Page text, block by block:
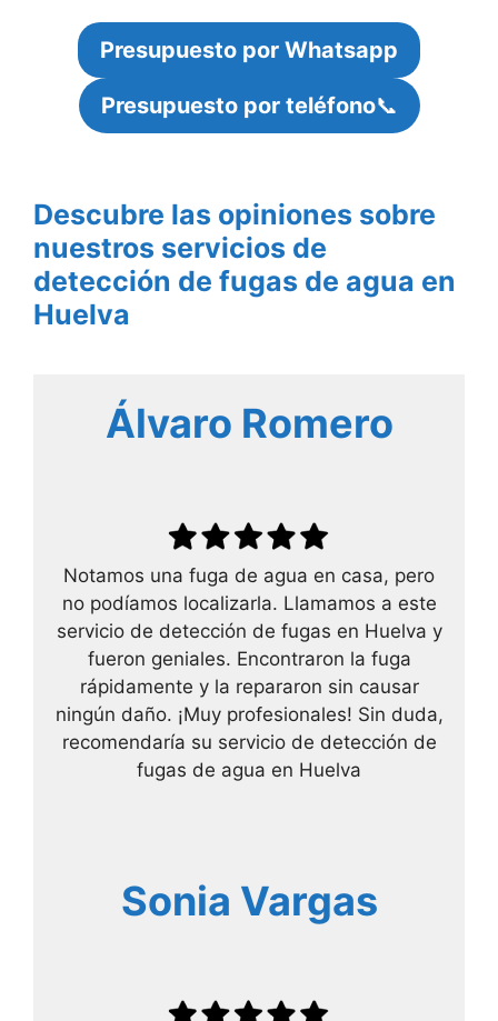
Presupuesto por Whatsapp
Presupuesto por teléfono📞
Descubre las opiniones sobre
nuestros servicios de
detección de fugas de agua en
Huelva
Álvaro Romero
Notamos una fuga de agua en casa, pero
no podíamos localizarla. Llamamos a este
servicio de detección de fugas en Huelva y
fueron geniales. Encontraron la fuga
rápidamente y la repararon sin causar
ningún daño. ¡Muy profesionales! Sin duda,
recomendaría su servicio de detección de
fugas de agua en Huelva
Sonia Vargas